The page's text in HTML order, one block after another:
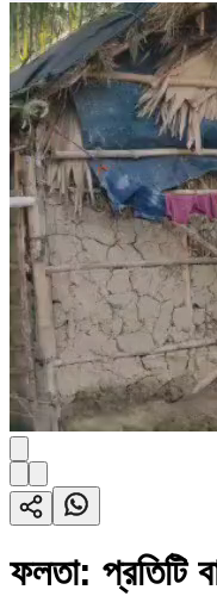
ফলতা: প্রতিটি